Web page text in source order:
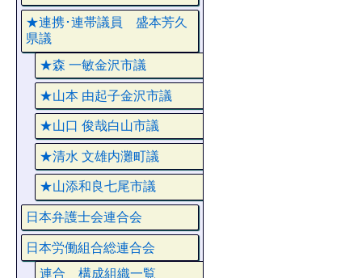
★連携･連帯議員 盛本芳久
県議
★森 一敏金沢市議
★山本 由起子金沢市議
★山口 俊哉白山市議
★清水 文雄内灘町議
★山添和良七尾市議
日本弁護士会連合会
日本労働組合総連合会
連合 構成組織一覧